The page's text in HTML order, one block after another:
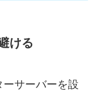
ける
サーバーを設